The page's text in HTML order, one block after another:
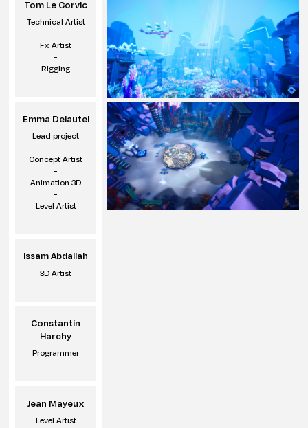
Tom Le Corvic
Technical Artist
-
Fx Artist
-
Rigging
Emma Delautel
Lead project
-
Concept Artist
-
Animation 3D
-
Level Artist
Issam Abdallah
3D Artist
Constantin
Harchy
Programmer
Jean Mayeux
Level Artist